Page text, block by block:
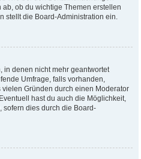
ob du wichtige Themen erstellen
stellt die Board-Administration ein.
in denen nicht mehr geantwortet
Umfrage, falls vorhanden,
Gründen durch einen Moderator
hast du auch die Möglichkeit,
dies durch die Board-